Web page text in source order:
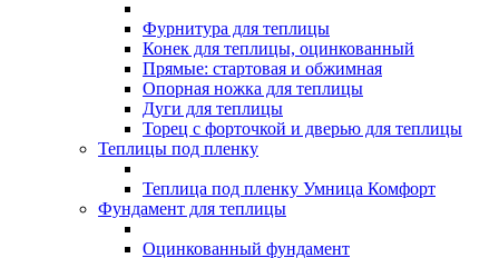
Фурнитура для теплицы
Конек для теплицы, оцинкованный
Прямые: стартовая и обжимная
Опорная ножка для теплицы
Дуги для теплицы
Торец с форточкой и дверью для теплицы
Теплицы под пленку
Теплица под пленку Умница Комфорт
Фундамент для теплицы
Оцинкованный фундамент